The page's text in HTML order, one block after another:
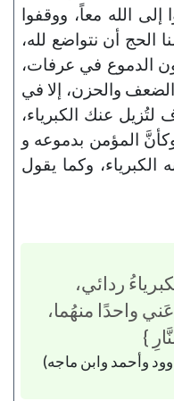
إلى الله معاً، ووقفوا
الحج أن نتواضع لله،
الدموع في عرفات،
والحزن، إلا في
عنك الكبرياء،
المؤمن بدموعه و
وكما يقول
ردائي،
واحدًا منهُما،
}
وأحمد وابن ماجه)